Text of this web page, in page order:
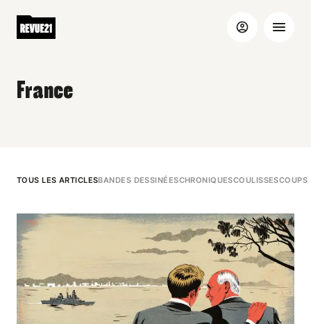
France
TOUS LES ARTICLESBANDES DESSINÉESCHRONIQUESCOULISSESCOUPS